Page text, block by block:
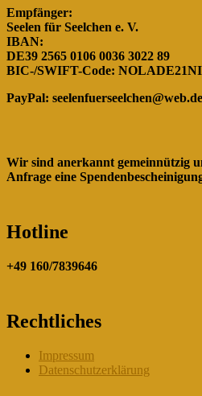
Empfänger:
Seelen für Seelchen e. V.
IBAN:
DE39 2565 0106 0036 3022 89
BIC-/SWIFT-Code:
PayPal: seelenfuerseelchen@web.de
Wir sind anerkannt gemeinnützig
Anfrage eine
Hotline
+49 160/7839646
Rechtliches
Impressum
Datenschutzerklärung